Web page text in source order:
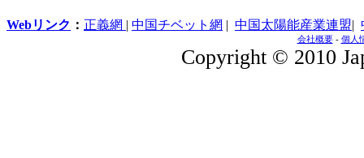
Webリンク ： 正義網 | 中国チベット網 | 中国太陽能産業連盟|
会社概要- 個人
Copyright © 2010